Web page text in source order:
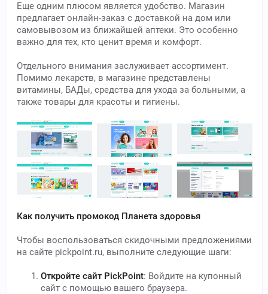
Еще одним плюсом является удобство. Магазин
предлагает онлайн-заказ с доставкой на дом или
самовывозом из ближайшей аптеки. Это особенно
важно для тех, кто ценит время и комфорт.
Отдельного внимания заслуживает ассортимент.
Помимо лекарств, в магазине представлены
витамины, БАДы, средства для ухода за больными, а
также товары для красоты и гигиены.
Как получить промокод Планета здоровья
Чтобы воспользоваться скидочными предложениями
на сайте pickpoint.ru, выполните следующие шаги:
Откройте сайт PickPoint: Войдите на купонный
сайт с помощью вашего браузера.